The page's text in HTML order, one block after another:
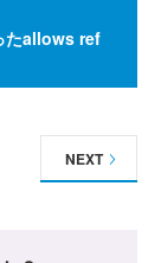
たallows ref
NEXT